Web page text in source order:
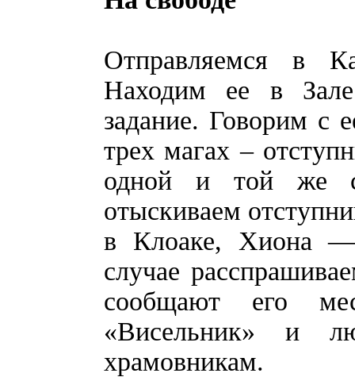
Отправляемся в
Находим ее в
задание. Говорим с
трех магах –
одной и той же
отыскиваем
в Клоаке, Хиона
случае
сообщают его
«Висельник» и
храмовникам.